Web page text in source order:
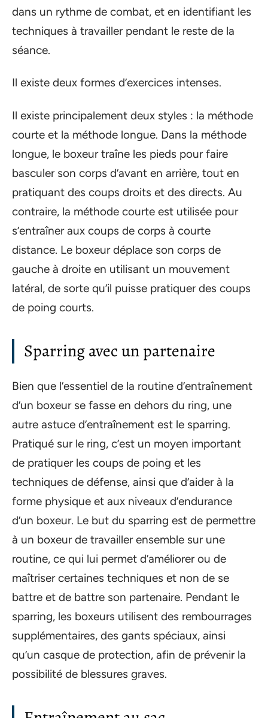
dans un rythme de combat, et en identifiant les
techniques à travailler pendant le reste de la
séance.
Il existe deux formes d’exercices intenses.
Il existe principalement deux styles : la méthode
courte et la méthode longue. Dans la méthode
longue, le boxeur traîne les pieds pour faire
basculer son corps d’avant en arrière, tout en
pratiquant des coups droits et des directs. Au
contraire, la méthode courte est utilisée pour
s’entraîner aux coups de corps à courte
distance. Le boxeur déplace son corps de
gauche à droite en utilisant un mouvement
latéral, de sorte qu’il puisse pratiquer des coups
de poing courts.
Sparring avec un partenaire
Bien que l’essentiel de la routine d’entraînement
d’un boxeur se fasse en dehors du ring, une
autre astuce d’entraînement est le sparring.
Pratiqué sur le ring, c’est un moyen important
de pratiquer les coups de poing et les
techniques de défense, ainsi que d’aider à la
forme physique et aux niveaux d’endurance
d’un boxeur. Le but du sparring est de permettre
à un boxeur de travailler ensemble sur une
routine, ce qui lui permet d’améliorer ou de
maîtriser certaines techniques et non de se
battre et de battre son partenaire. Pendant le
sparring, les boxeurs utilisent des rembourrages
supplémentaires, des gants spéciaux, ainsi
qu’un casque de protection, afin de prévenir la
possibilité de blessures graves.